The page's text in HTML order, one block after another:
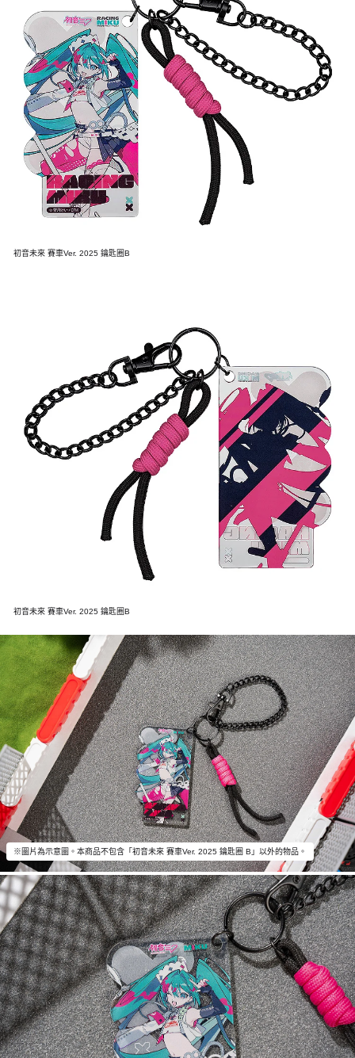
初音未來 賽車Ver. 2025 鑰匙圈B
初音未來 賽車Ver. 2025 鑰匙圈B
※圖片為示意圖。本商品不包含「初音未來 賽車Ver. 2025 鑰匙圈 B」以外的物品。